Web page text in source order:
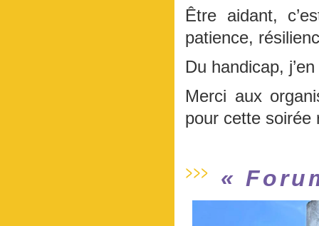
Être aidant,
patience,
Du handicap,
Merci aux
pour cette soirée
«